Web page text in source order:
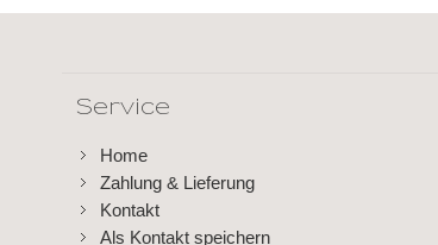
Service
Home
Zahlung & Lieferung
Kontakt
Als Kontakt speichern